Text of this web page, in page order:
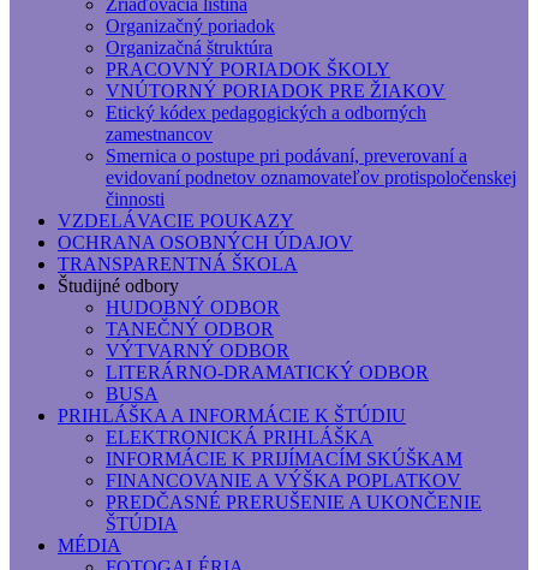
Zriaďovacia listina
Organizačný poriadok
Organizačná štruktúra
PRACOVNÝ PORIADOK ŠKOLY
VNÚTORNÝ PORIADOK PRE ŽIAKOV
Etický kódex pedagogických a odborných
zamestnancov
Smernica o postupe pri podávaní, preverovaní a
evidovaní podnetov oznamovateľov protispoločenskej
činnosti
VZDELÁVACIE POUKAZY
OCHRANA OSOBNÝCH ÚDAJOV
TRANSPARENTNÁ ŠKOLA
Študijné odbory
HUDOBNÝ ODBOR
TANEČNÝ ODBOR
VÝTVARNÝ ODBOR
LITERÁRNO-DRAMATICKÝ ODBOR
BUSA
PRIHLÁŠKA A INFORMÁCIE K ŠTÚDIU
ELEKTRONICKÁ PRIHLÁŠKA
INFORMÁCIE K PRIJÍMACÍM SKÚŠKAM
FINANCOVANIE A VÝŠKA POPLATKOV
PREDČASNÉ PRERUŠENIE A UKONČENIE
ŠTÚDIA
MÉDIA